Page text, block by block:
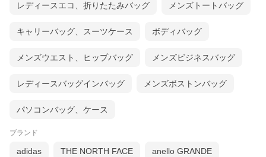
レディースエコ、折りたたみバッグ メンズトートバッグ
キャリーバッグ、スーツケース ボディバッグ
メンズウエスト、ヒップバッグ メンズビジネスバッグ
レディースバッグインバッグ メンズボストンバッグ
パソコンバッグ、ケース
ブランド
adidas THE NORTH FACE anello GRANDE